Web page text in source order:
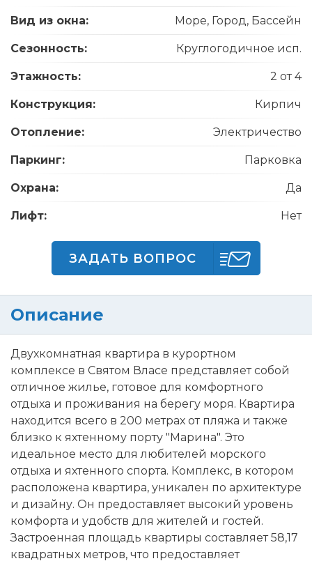
Вид из окна: Море, Город, Бассейн
Сезонность: Круглогодичное исп.
Этажность: 2 от 4
Конструкция: Кирпич
Отопление: Электричество
Паркинг: Парковка
Охрана: Да
Лифт: Нет
ЗАДАТЬ ВОПРОС
Описание
Двухкомнатная квартира в курортном
комплексе в Святом Власе представляет собой
отличное жилье, готовое для комфортного
отдыха и проживания на берегу моря. Квартира
находится всего в 200 метрах от пляжа и также
близко к яхтенному порту "Марина". Это
идеальное место для любителей морского
отдыха и яхтенного спорта. Комплекс, в котором
расположена квартира, уникален по архитектуре
и дизайну. Он предоставляет высокий уровень
комфорта и удобств для жителей и гостей.
Застроенная площадь квартиры составляет 58,17
квадратных метров, что предоставляет